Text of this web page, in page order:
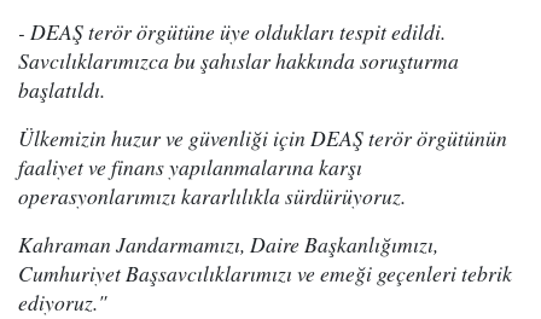
- DEAŞ terör örgütüne üye oldukları tespit edildi.
Savcılıklarımızca bu şahıslar hakkında soruşturma
başlatıldı.
Ülkemizin huzur ve güvenliği için DEAŞ terör örgütünün
faaliyet ve finans yapılanmalarına karşı
operasyonlarımızı kararlılıkla sürdürüyoruz.
Kahraman Jandarmamızı, Daire Başkanlığımızı,
Cumhuriyet Başsavcılıklarımızı ve emeği geçenleri tebrik
ediyoruz."